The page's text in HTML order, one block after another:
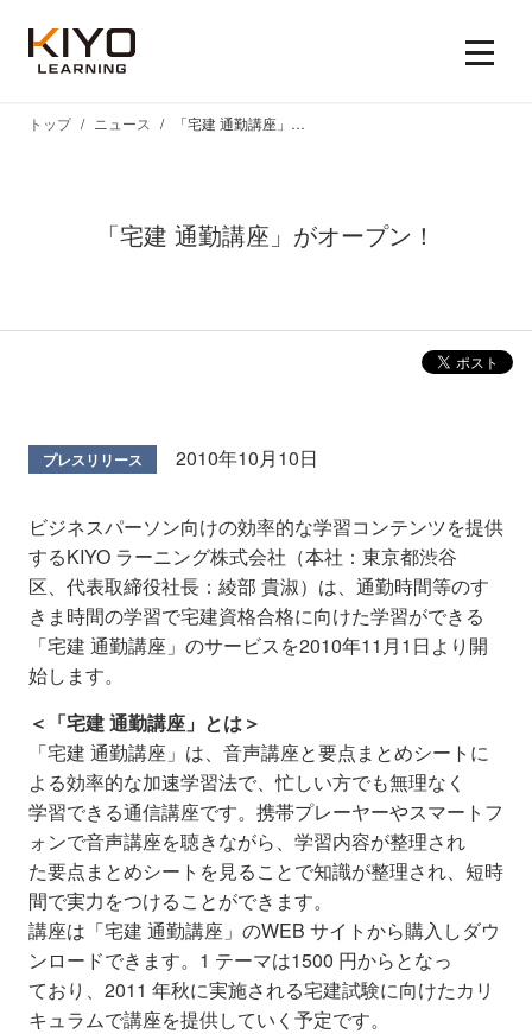
「宅建 通勤講座」がオープン！
トップ ニュース 「宅建 通勤講座」がオープン！
プレスリリース 2010年10月10日
ビジネスパーソン向けの効率的な学習コンテンツを提供
するKIYO ラーニング株式会社（本社：東京都渋谷
区、代表取締役社長：綾部 貴淑）は、通勤時間等のす
きま時間の学習で宅建資格合格に向けた学習ができる
「宅建 通勤講座」のサービスを2010年11月1日より開
始します。
＜「宅建 通勤講座」とは＞
「宅建 通勤講座」は、音声講座と要点まとめシートに
よる効率的な加速学習法で、忙しい方でも無理なく
学習できる通信講座です。携帯プレーヤーやスマートフ
ォンで音声講座を聴きながら、学習内容が整理され
た要点まとめシートを見ることで知識が整理され、短時
間で実力をつけることができます。
講座は「宅建 通勤講座」のWEB サイトから購入しダウ
ンロードできます。1 テーマは1500 円からとなっ
ており、2011 年秋に実施される宅建試験に向けたカリ
キュラムで講座を提供していく予定です。